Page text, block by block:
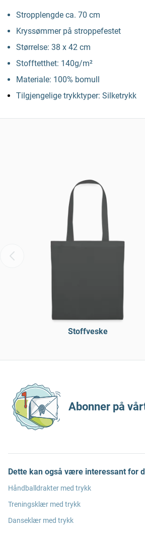
Stropplengde ca. 70 cm
Kryssømmer på stroppefestet
Størrelse: 38 x 42 cm
Stofftetthet: 140g/m²
Materiale: 100% bomull
Tilgjengelige trykktyper: Silketrykk
Stoffveske
Abonner på
Dette kan også være interessant for
Håndballdrakter med trykk
Treningsklær med trykk
Danseklær med trykk